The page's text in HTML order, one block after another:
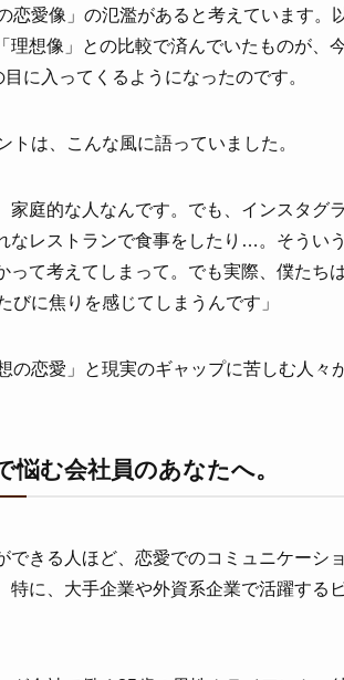
恋愛像」の氾濫があると考えています。
理想像」との比較で済んでいたものが、
に入ってくるようになったのです。
トは、こんな風に語っていました。
家庭的な人なんです。でも、インスタグ
なレストランで食事をしたり…。そうい
って考えてしまって。でも実際、僕たち
に焦りを感じてしまうんです」
の恋愛」と現実のギャップに苦しむ人々
悩む会社員のあなたへ。
できる人ほど、恋愛でのコミュニケーシ
特に、大手企業や外資系企業で活躍する